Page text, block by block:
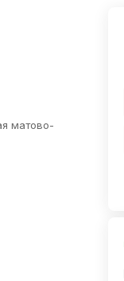
матово-